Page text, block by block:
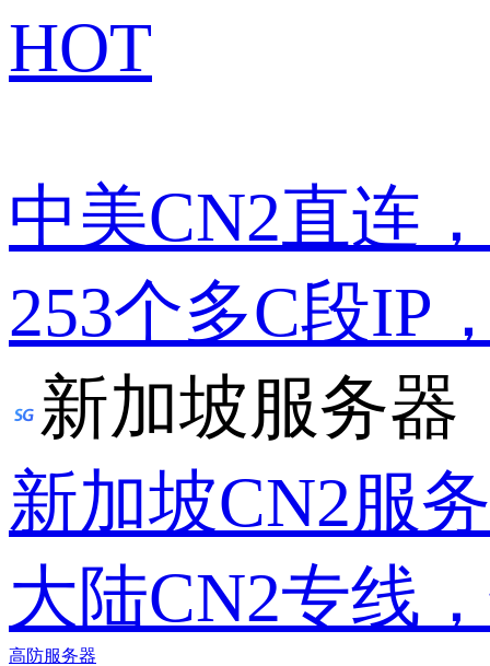
HOT
中美CN2直连
253个多C段IP
新加坡服务器
新加坡CN2服
大陆CN2专线
高防服务器